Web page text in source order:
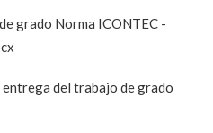
grado Norma ICONTEC -
del trabajo de grado